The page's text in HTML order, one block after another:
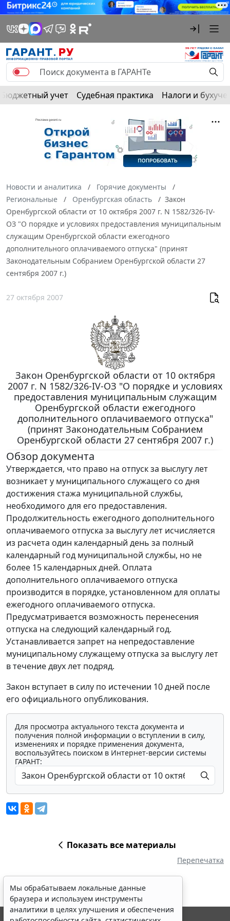
Бюджетный учет Судебная практика Налоги и
Новости и аналитика
Горячие документы
Региональные
Оренбургская область
Закон
Оренбургской области от 10 октября 2007 г. N 1582/326-IV-
ОЗ "О порядке и условиях предоставления муниципальным
служащим Оренбургской области ежегодного
дополнительного оплачиваемого отпуска" (принят
Законодательным Собранием Оренбургской области 27
сентября 2007 г.)
27 октября 2007
Закон Оренбургской области от 10 октября
2007 г. N 1582/326-IV-ОЗ "О порядке и условиях
предоставления муниципальным служащим
Оренбургской области ежегодного
дополнительного оплачиваемого отпуска"
(принят Законодательным Собранием
Оренбургской области 27 сентября 2007 г.)
Обзор документа
Утверждается, что право на отпуск за выслугу лет
возникает у муниципального служащего со дня
достижения стажа муниципальной службы,
необходимого для его предоставления.
Продолжительность ежегодного дополнительного
оплачиваемого отпуска за выслугу лет исчисляется
из расчета один календарный день за полный
календарный год муниципальной службы, но не
более 15 календарных дней. Оплата
дополнительного оплачиваемого отпуска
производится в порядке, установленном для оплаты
ежегодного оплачиваемого отпуска.
Предусматривается возможность перенесения
отпуска на следующий календарный год.
Устанавливается запрет на непредоставление
муниципальному служащему отпуска за выслугу лет
в течение двух лет подряд.
Закон вступает в силу по истечении 10 дней после
его официального опубликования.
Для просмотра актуального текста документа и
получения полной информации о вступлении в силу,
изменениях и порядке применения документа,
воспользуйтесь поиском в Интернет-версии системы
ГАРАНТ:
Показать все материалы
Перепечатка
Мы обрабатываем локальные данные
браузера и используем инструменты
аналитики в целях улучшения и обеспечения